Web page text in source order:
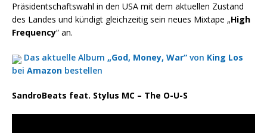
Präsidentschaftswahl in den USA mit dem aktuellen Zustand
des Landes und kündigt gleichzeitig sein neues Mixtape „High
Frequency“ an.
Das aktuelle Album „God, Money, War“ von King Los
bei Amazon bestellen
SandroBeats feat. Stylus MC – The O-U-S